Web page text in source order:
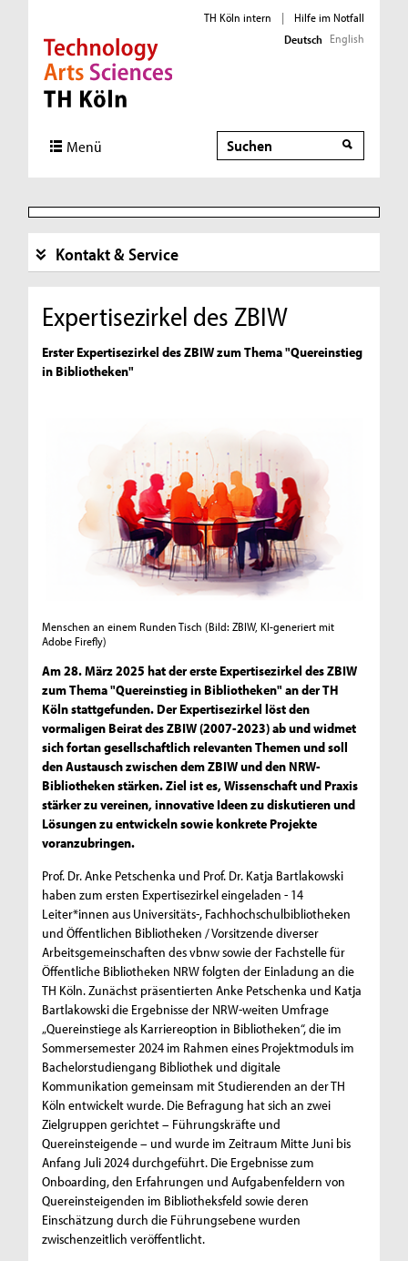
Direkt zur Hauptnavigation
Direkt zur Subnavigation
Direkt zum Inhalt
Direkt zum Fußbereich
TH Köln intern |
Hilfe im Notfall
Deutsch English
Menü Suche
Kontakt & Service
Expertisezirkel des ZBIW
Erster Expertisezirkel des ZBIW zum Thema "Quereinstieg
in Bibliotheken"
Menschen an einem Runden Tisch (Bild: ZBIW, KI-generiert mit
Adobe Firefly)
Am 28. März 2025 hat der erste Expertisezirkel des ZBIW
zum Thema "Quereinstieg in Bibliotheken" an der TH
Köln stattgefunden. Der Expertisezirkel löst den
vormaligen Beirat des ZBIW (2007-2023) ab und widmet
sich fortan gesellschaftlich relevanten Themen und soll
den Austausch zwischen dem ZBIW und den NRW-
Bibliotheken stärken. Ziel ist es, Wissenschaft und Praxis
stärker zu vereinen, innovative Ideen zu diskutieren und
Lösungen zu entwickeln sowie konkrete Projekte
voranzubringen.
Prof. Dr. Anke Petschenka und Prof. Dr. Katja Bartlakowski
haben zum ersten Expertisezirkel eingeladen - 14
Leiter*innen aus Universitäts-, Fachhochschulbibliotheken
und Öffentlichen Bibliotheken / Vorsitzende diverser
Arbeitsgemeinschaften des vbnw sowie der Fachstelle für
Öffentliche Bibliotheken NRW folgten der Einladung an die
TH Köln. Zunächst präsentierten Anke Petschenka und Katja
Bartlakowski die Ergebnisse der NRW-weiten Umfrage
„Quereinstiege als Karriereoption in Bibliotheken“, die im
Sommersemester 2024 im Rahmen eines Projektmoduls im
Bachelorstudiengang Bibliothek und digitale
Kommunikation gemeinsam mit Studierenden an der TH
Köln entwickelt wurde. Die Befragung hat sich an zwei
Zielgruppen gerichtet – Führungskräfte und
Quereinsteigende – und wurde im Zeitraum Mitte Juni bis
Anfang Juli 2024 durchgeführt. Die Ergebnisse zum
Onboarding, den Erfahrungen und Aufgabenfeldern von
Quereinsteigenden im Bibliotheksfeld sowie deren
Einschätzung durch die Führungsebene wurden
zwischenzeitlich veröffentlicht.